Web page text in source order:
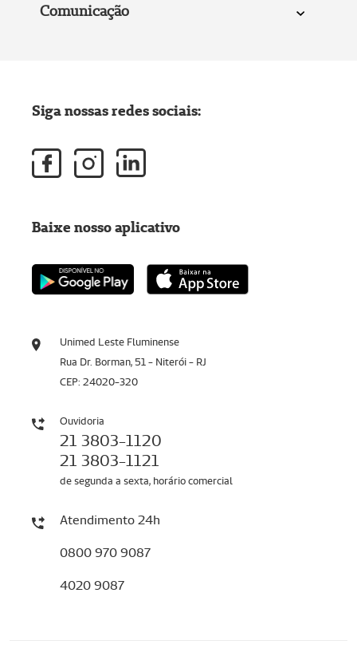
Comunicação
Unimed Leste Fluminense
Rua Dr. Borman, 51 - Niterói - RJ
CEP: 24020-320
Ouvidoria
21 3803-1120
21 3803-1121
de segunda a sexta, horário comercial
Atendimento 24h
0800 970 9087
4020 9087
Siga nossas redes sociais:
Baixe nosso aplicativo